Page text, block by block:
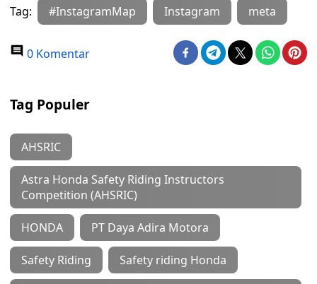
Tag: #InstagramMap Instagram meta
0 Komentar
Tag Populer
AHSRIC
Astra Honda Safety Riding Instructors
Competition (AHSRIC)
HONDA PT Daya Adira Motora
Safety Riding Safety riding Honda